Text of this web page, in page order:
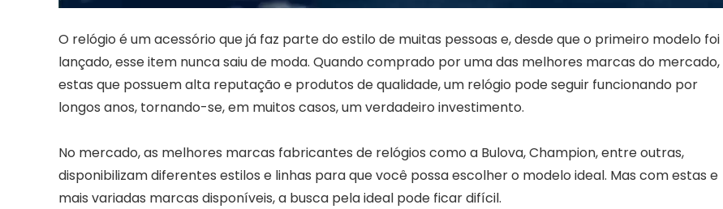
O relógio é um acessório que já faz parte do estilo de muitas pessoas e, desde que o primeiro modelo foi
lançado, esse item nunca saiu de moda. Quando comprado por uma das melhores marcas do mercado,
estas que possuem alta reputação e produtos de qualidade, um relógio pode seguir funcionando por
longos anos, tornando-se, em muitos casos, um verdadeiro investimento.
No mercado, as melhores marcas fabricantes de relógios como a Bulova, Champion, entre outras,
disponibilizam diferentes estilos e linhas para que você possa escolher o modelo ideal. Mas com estas e
mais variadas marcas disponíveis, a busca pela ideal pode ficar difícil.